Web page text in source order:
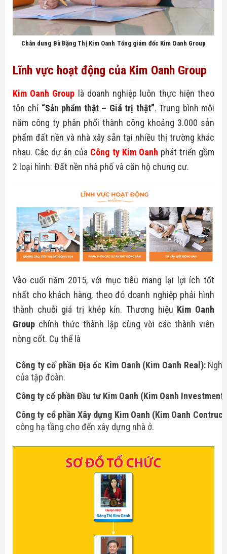
Chân dung Bà Đặng Thị Kim Oanh Tổng giám đốc Kim Oanh Group
Lĩnh vực hoạt động của Kim Oanh Group
Kim Oanh Group là doanh nghiệp luôn thực hiện theo
tôn chỉ “Sản phẩm thật – Giá trị thật”. Trung bình mỗi
năm công ty phân phối thành công khoảng 3.000 sản
phẩm đất nền và nhà xây sẵn tại nhiều thị trường khác
nhau. Các dự án của Công ty Kim Oanh phát triển gồm
2 loại hình: Đất nền nhà phố và căn hộ chung cư.
Vào cuối năm 2015, với mục tiêu mang lại lợi ích tốt
nhất cho khách hàng, theo đó doanh nghiệp phải hình
thành chuỗi giá trị khép kín. Thương hiệu Kim Oanh
Group chính thức thành lập cùng vời các thành viên
nòng cốt. Cụ thể là
Công ty cổ phần Địa ốc Kim Oanh (Kim Oanh Real):
của tập đoàn.
Công ty cổ phần Đầu tư Kim Oanh (Kim Oanh
Công ty cổ phần Xây dựng Kim Oanh (Kim Oanh
công hạ tầng cho đến xây dựng nhà ở.